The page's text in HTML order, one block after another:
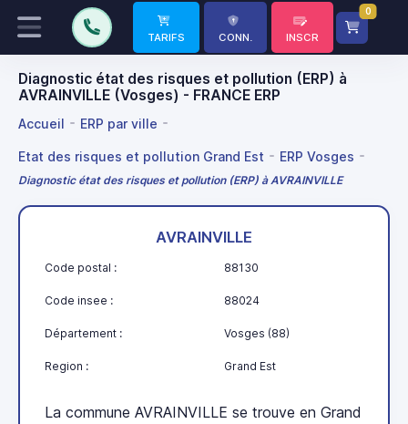
TARIFS CONN. INSCR
0
Diagnostic état des risques et pollution (ERP) à
AVRAINVILLE (Vosges) - FRANCE ERP
Accueil ERP par ville
Etat des risques et pollution Grand Est ERP Vosges
Diagnostic état des risques et pollution (ERP) à AVRAINVILLE
AVRAINVILLE
Code postal : 88130
Code insee : 88024
Département : Vosges (88)
Region : Grand Est
La commune AVRAINVILLE se trouve en Grand